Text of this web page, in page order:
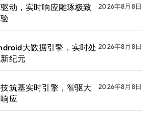
动，实时响应雕琢极致
2026年8月8日
大数据引擎，实时处
纪元
2026年8月8日
筑基实时引擎，智驱大
应
2026年8月8日